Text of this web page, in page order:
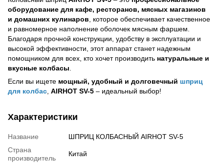
оборудование для кафе, ресторанов, мясных магазинов
и домашних кулинаров, которое обеспечивает качественное
и равномерное наполнение оболочек мясным фаршем.
Благодаря прочной конструкции, удобству в эксплуатации и
высокой эффективности, этот аппарат станет надежным
помощником для всех, кто хочет производить натуральные и
вкусные колбасы.
Если вы ищете мощный, удобный и долговечный шприц
для колбас, AIRHOT SV-5 – идеальный выбор!
Характеристики
Название
ШПРИЦ КОЛБАСНЫЙ AIRHOT SV-5
Страна
производитель
Китай